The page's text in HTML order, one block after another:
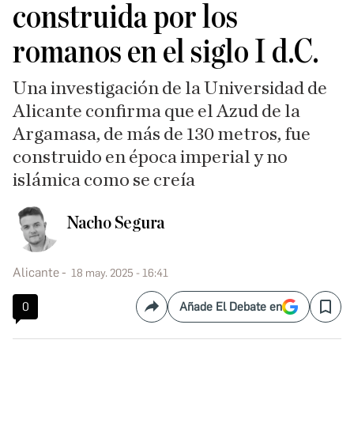
construida por los
romanos en el siglo I d.C.
Una investigación de la Universidad de
Alicante confirma que el Azud de la
Argamasa, de más de 130 metros, fue
construido en época imperial y no
islámica como se creía
Nacho Segura
Alicante 18 may. 2025 - 16:41
0 CompartirAñade El Debate en Save